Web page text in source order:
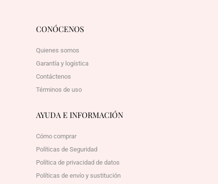
CONÓCENOS
Quienes somos
Garantía y logística
Contáctenos
Términos de uso
AYUDA E INFORMACIÓN
Cómo comprar
Políticas de Seguridad
Política de privacidad de datos
Políticas de envío y sustitución